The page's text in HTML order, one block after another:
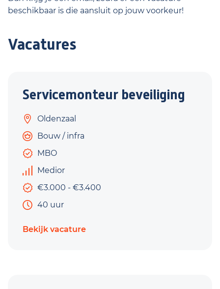
beschikbaar is die aansluit op jouw voorkeur!
Vacatures
Servicemonteur beveiliging
Oldenzaal
Bouw / infra
MBO
Medior
€3.000 - €3.400
40 uur
Bekijk vacature